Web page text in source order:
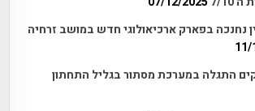
נחנכה בפארק ארכיאולוגי חדש במושב זרחיה
11/
התגלה במערכת מסתור בגליל התחתון